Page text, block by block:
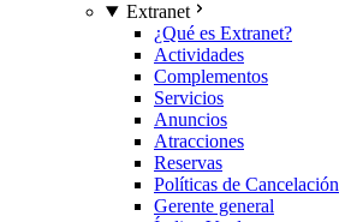
Extranet
¿Qué es Extranet?
Actividades
Complementos
Servicios
Anuncios
Atracciones
Reservas
Políticas de Cancelación
Gerente general